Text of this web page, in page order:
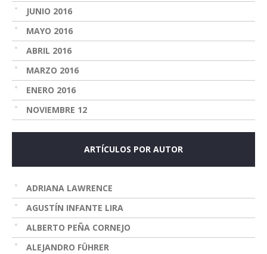
JUNIO 2016
MAYO 2016
ABRIL 2016
MARZO 2016
ENERO 2016
NOVIEMBRE 12
ARTÍCULOS POR AUTOR
ADRIANA LAWRENCE
AGUSTÍN INFANTE LIRA
ALBERTO PEÑA CORNEJO
ALEJANDRO FÜHRER